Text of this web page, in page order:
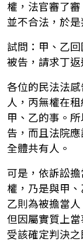
權，法官審了
並不合法，於是
試問：甲、乙
被告，請求丁
各位的民法法
人，丙無權在
甲、乙的事。
告，而且法院
全體共有人。
可是，依訴訟
權，乃是與甲
乙則為被擔當
但因屬實質上
受該確定判決